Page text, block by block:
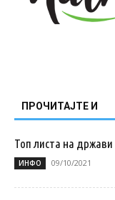
ПРОЧИТАЈТЕ И
Топ листа на држави
ИНФО 09/10/2021